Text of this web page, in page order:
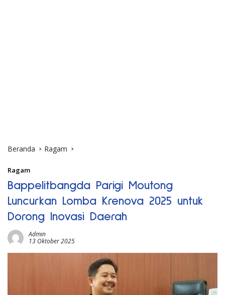
Beranda Ragam
Ragam
Bappelitbangda Parigi Moutong
Luncurkan Lomba Krenova 2025 untuk
Dorong Inovasi Daerah
Admin
13 Oktober 2025